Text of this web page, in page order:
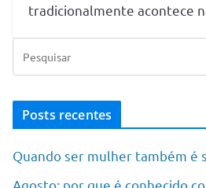
tradicionalmente acontece
Posts recentes
Quando ser mulher também é
Agosto: por que é conhecido